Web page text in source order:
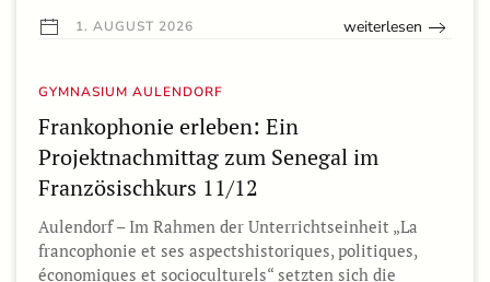
1. AUGUST 2026 weiterlesen
GYMNASIUM AULENDORF
Frankophonie erleben: Ein
Projektnachmittag zum Senegal im
Französischkurs 11/12
Aulendorf – Im Rahmen der Unterrichtseinheit „La
francophonie et ses aspectshistoriques, politiques,
économiques et socioculturels“ setzten sich die